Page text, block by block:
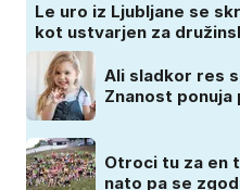
Le uro iz Ljubljane se
kot ustvarjen za
Ali sladkor res
Znanost
Otroci tu za en
nato pa se